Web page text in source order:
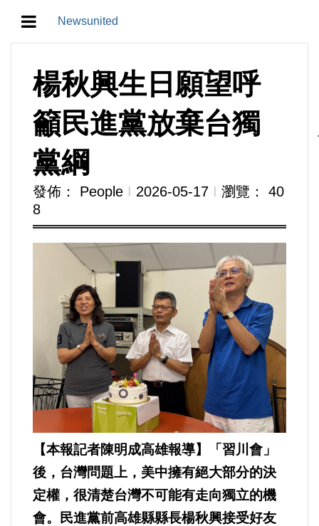
Newsunited
教育/五育/五創
人生/生存/生活
產業/經濟
政治/政黨
農業/技術/肥飼料/農藥/產銷
食品/衛生/醫療/照護
運動/體育/休閒/育樂
寵物/動保
楊秋興生日願望呼
籲民進黨放棄台獨
黨綱
發佈： People Ι 2026-05-17 Ι 瀏覽： 40
8
【本報記者陳明成高雄報導】「習川會」
後，台灣問題上，美中擁有絕大部分的決
定權，很清楚台灣不可能有走向獨立的機
會。民進黨前高雄縣縣長楊秋興接受好友